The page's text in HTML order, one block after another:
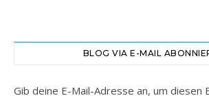
BLOG VIA E-MAIL
Gib deine E-Mail-Adresse an, um diesen